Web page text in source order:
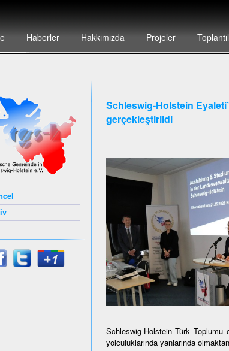
Haberler Hakkımızda Projeler
Schleswig-Holstein
gerçekleştirildi
Schleswig-Holstein Türk
yolculuklarında yanlarında